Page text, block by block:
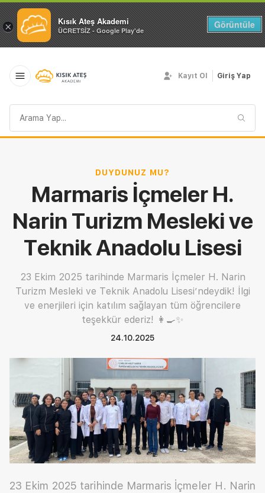
× Kısık Ateş Akademi
ÜCRETSİZ - Google Play'de
Görüntüle
sorgusu
Kayıt Ol Giriş Yap
DUYDUNUZ MU?
Marmaris İçmeler H.
Narin Turizm Mesleki ve
Teknik Anadolu Lisesi
23 Ekim 2025 tarihinde Marmaris İçmeler H. Narin
Turizm Mesleki ve Teknik Anadolu Lisesi’ndeydik! İlgi
ve enerjileri için katılım sağlayan tüm öğrencilere
teşekkür ederiz! 👩‍🍳✨
24.10.2025
23 Ekim 2025 tarihinde Marmaris İçmeler H. Narin